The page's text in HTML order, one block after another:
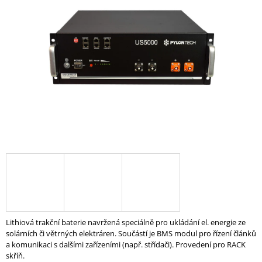
Lithiová trakční baterie navržená speciálně pro ukládání el. energie ze
solárních či větrných elektráren. Součástí je BMS modul pro řízení článků
a komunikaci s dalšími zařízeními (např. střídači). Provedení pro RACK
skříň.
O
R
U
Č